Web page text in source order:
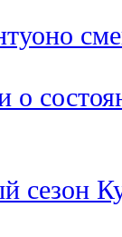
о
сезон